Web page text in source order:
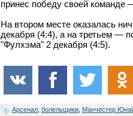
принес победу своей команде
На втором месте оказалась
декабря (4:4), а на третьем —
"Фулхэма" 2 декабря (4:5).
Арсенал болельщики Манчестер